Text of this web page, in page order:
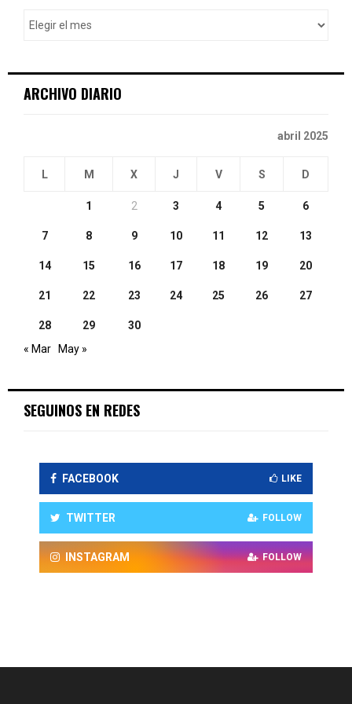
ARCHIVO DIARIO
abril 2025
L M X J V S D
1 2 3 4 5 6
7 8 9 10 11 12 13
14 15 16 17 18 19 20
21 22 23 24 25 26 27
28 29
30
« Mar
May »
SEGUINOS EN REDES
FACEBOOK LIKE
TWITTER FOLLOW
INSTAGRAM FOLLOW